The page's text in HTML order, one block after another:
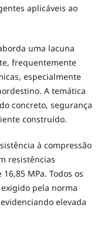
aplicáveis ao
uma lacuna
frequentemente
especialmente
A temática
concreto, segurança
construído.
à compressão
resistências
MPa. Todos os
pela norma
elevada